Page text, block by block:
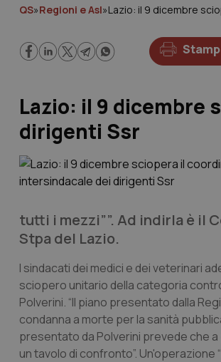
QS»Regioni e Asl»Lazio: il 9 dicembre
Lazio: il 9 dicembre
dirigenti Ssr
tutti i mezzi””. Ad indirla è il
Stpa del Lazio.
I sindacati dei medici e dei veterinari
sciopero unitario della categoria
Polverini. “Il piano presentato dalla
condanna a morte per la sanità
presentato da Polverini prevede che
un tavolo di confronto”.